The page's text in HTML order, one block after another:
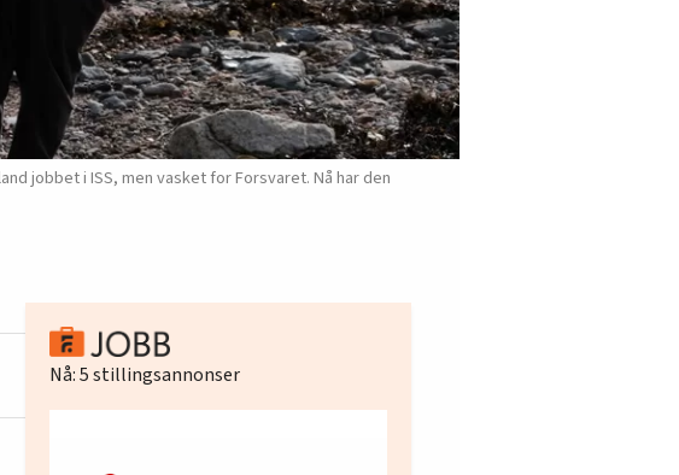
jobbet i ISS, men vasket for Forsvaret. Nå har den
Nå:5stillingsannonser